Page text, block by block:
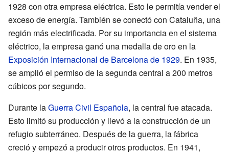
1928 con otra empresa eléctrica. Esto le permitía vender el
exceso de energía. También se conectó con Cataluña, una
región más electrificada. Por su importancia en el sistema
eléctrico, la empresa ganó una medalla de oro en la
Exposición Internacional de Barcelona de 1929. En 1935,
se amplió el permiso de la segunda central a 200 metros
cúbicos por segundo.
Durante laGuerra Civil Española, la central fue atacada.
Esto limitó su producción y llevó a la construcción de un
refugio subterráneo. Después de la guerra, la fábrica
creció y empezó a producir otros productos. En 1941,